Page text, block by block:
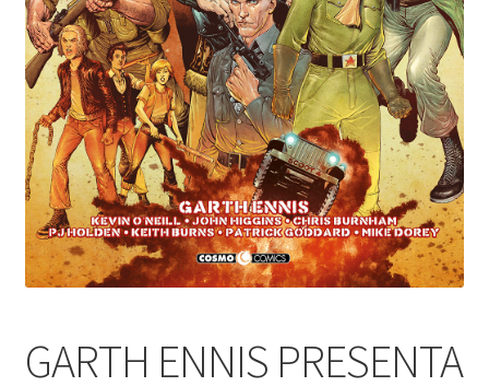
GARTH ENNIS PRESENTA